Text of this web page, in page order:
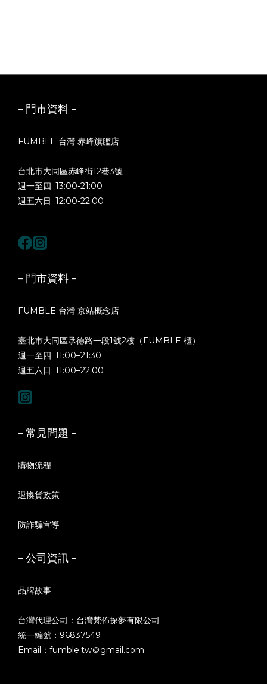
- 門市資料 -
FUMBLE 台灣 赤峰旗艦店
台北市大同區赤峰街12巷3號
週一至四: 13:00-21:00
週五六日: 12:00-22:00
- 門市資料 -
FUMBLE 台灣 京站概念店
臺北市大同區承德路一段1號2樓（FUMBLE 櫃）
週一至四: 11:00–21:30
週五六日: 11:00–22:00
- 常見問題 -
購物流程
退換貨政策
防詐騙宣導
- 公司資訊 -
品牌故事
台灣代理公司：台灣梵佈探夢有限公司
統一編號：96837549
Email：fumble.tw＠gmail.com